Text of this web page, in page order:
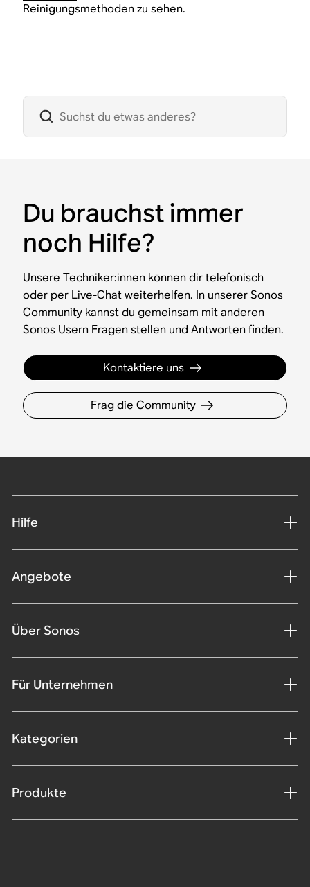
Reinigungsmethoden zu sehen.
Du brauchst immer
noch Hilfe?
Unsere Techniker:innen können dir telefonisch
oder per Live-Chat weiterhelfen. In unserer Sonos
Community kannst du gemeinsam mit anderen
Sonos Usern Fragen stellen und Antworten finden.
Kontaktiere uns
Frag die Community
Hilfe
Angebote
Über Sonos
Für Unternehmen
Kategorien
Produkte